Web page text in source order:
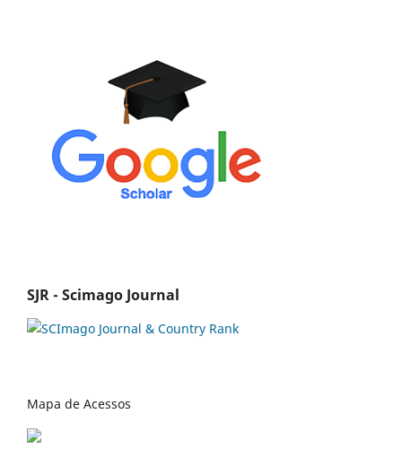
SJR - Scimago Journal
Mapa de Acessos